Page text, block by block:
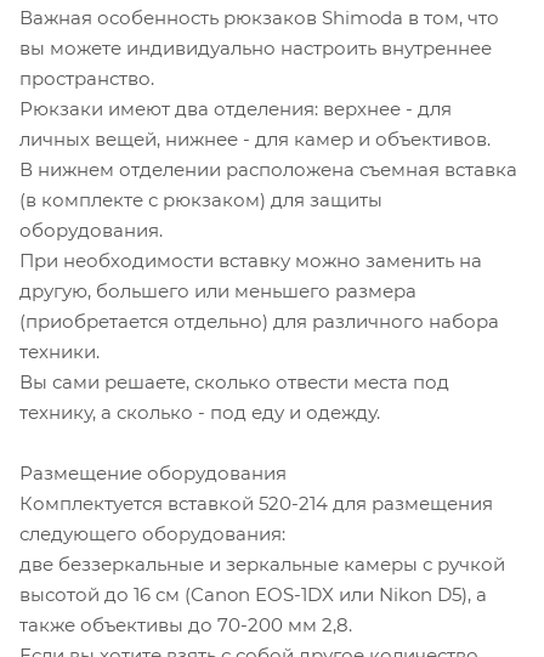
Важная особенность рюкзаков Shimoda в том, что
вы можете индивидуально настроить внутреннее
пространство.
Рюкзаки имеют два отделения: верхнее - для
личных вещей, нижнее - для камер и объективов.
В нижнем отделении расположена съемная вставка
(в комплекте с рюкзаком) для защиты
оборудования.
При необходимости вставку можно заменить на
другую, большего или меньшего размера
(приобретается отдельно) для различного набора
техники.
Вы сами решаете, сколько отвести места под
технику, а сколько - под еду и одежду.
Размещение оборудования
Комплектуется вставкой 520-214 для размещения
следующего оборудования:
две беззеркальные и зеркальные камеры с ручкой
высотой до 16 см (Canon EOS-1DX или Nikon D5), а
также объективы до 70-200 мм 2,8.